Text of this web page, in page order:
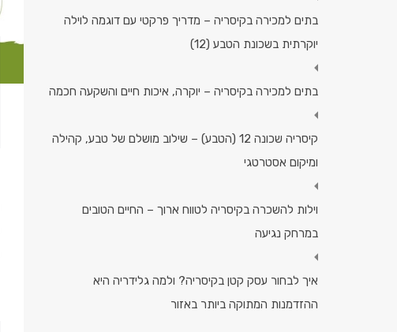
בתים למכירה בקיסריה – מדריך פרקטי עם דוגמה לוילה
יוקרתית בשכונת הטבע (12)
בתים למכירה בקיסריה – יוקרה, איכות חיים והשקעה חכמה
קיסריה שכונה 12 (הטבע) – שילוב מושלם של טבע, קהילה
ומיקום אסטרטגי
וילות להשכרה בקיסריה לטווח ארוך – החיים הטובים
במרחק נגיעה
איך לבחור עסק קטן בקיסריה? ולמה גלידריה היא
ההזדמנות המתוקה ביותר באזור